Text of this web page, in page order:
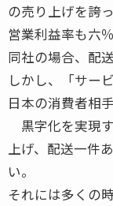
の売り上げを誇っ
営業利益率も六
同社の場合、配
しかし、「サー
日本の消費者相
黒字化を実現
上げ、配送一件
い。
それには多くの